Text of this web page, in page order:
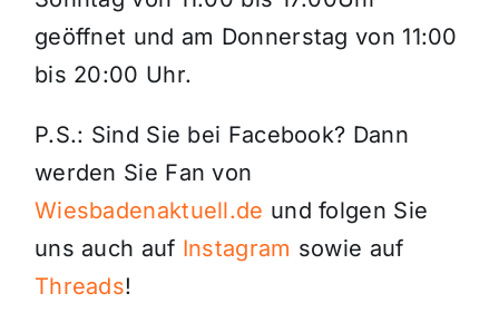
geöffnet und am Donnerstag von 11:00
bis 20:00 Uhr.
P.S.: Sind Sie bei Facebook? Dann
werden Sie Fan von
Wiesbadenaktuell.de und folgen Sie
uns auch auf Instagram sowie auf
Threads!